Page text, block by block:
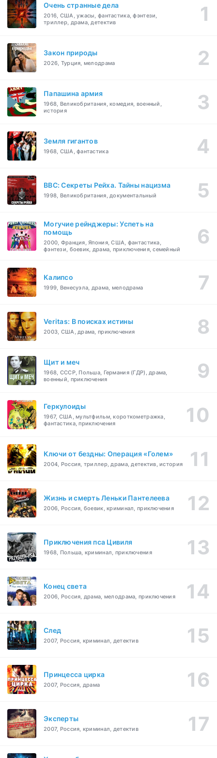
Очень странные дела
2016, США, ужасы, фантастика, фэнтези,
триллер, драма, детектив
Закон природы
2026, Турция, мелодрама
Папашина армия
1968, Великобритания, комедия, военный,
история
Земля гигантов
1968, США, фантастика
BBC: Секреты Рейха. Тайны нацизма
1998, Великобритания, документальный
Могучие рейнджеры: Успеть на
помощь
2000, Франция, Япония, США, фантастика,
фэнтези, боевик, драма, приключения, семейный
Калипсо
1999, Венесуэла, драма, мелодрама
Veritas: В поисках истины
2003, США, драма, приключения
Щит и меч
1968, СССР, Польша, Германия (ГДР), драма,
военный, приключения
Геркулоиды
1967, США, мультфильм, короткометражка,
фантастика, приключения
Ключи от бездны: Операция «Голем»
2004, Россия, триллер, драма, детектив, история
Жизнь и смерть Леньки Пантелеева
2006, Россия, боевик, криминал, приключения
Приключения пса Цивиля
1968, Польша, криминал, приключения
Конец света
2006, Россия, драма, мелодрама, приключения
След
2007, Россия, криминал, детектив
Принцесса цирка
2007, Россия, драма
Эксперты
2007, Россия, криминал, детектив